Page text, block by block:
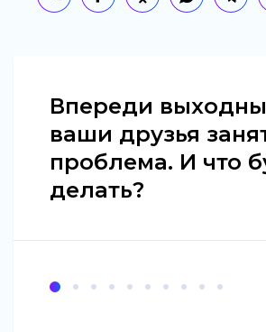
Впереди
ваши друзья
проблема. И что
делать?